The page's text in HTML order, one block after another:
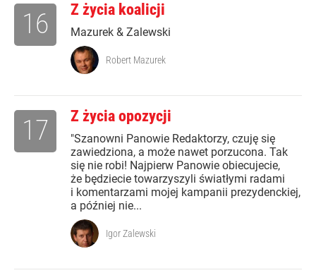
Z życia koalicji
Mazurek & Zalewski
16
Robert Mazurek
Z życia opozycji
"Szanowni Panowie Redaktorzy, czuję się
zawiedziona, a może nawet porzucona. Tak
się nie robi! Najpierw Panowie obiecujecie,
że będziecie towarzyszyli światłymi radami
i komentarzami mojej kampanii prezydenckiej,
a później nie...
17
Igor Zalewski